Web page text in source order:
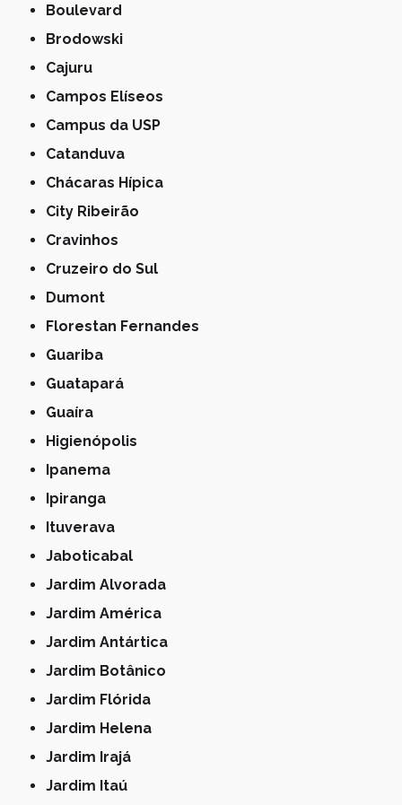
Boulevard
Brodowski
Cajuru
Campos Elíseos
Campus da USP
Catanduva
Chácaras Hípica
City Ribeirão
Cravinhos
Cruzeiro do Sul
Dumont
Florestan Fernandes
Guariba
Guatapará
Guaíra
Higienópolis
Ipanema
Ipiranga
Ituverava
Jaboticabal
Jardim Alvorada
Jardim América
Jardim Antártica
Jardim Botânico
Jardim Flórida
Jardim Helena
Jardim Irajá
Jardim Itaú